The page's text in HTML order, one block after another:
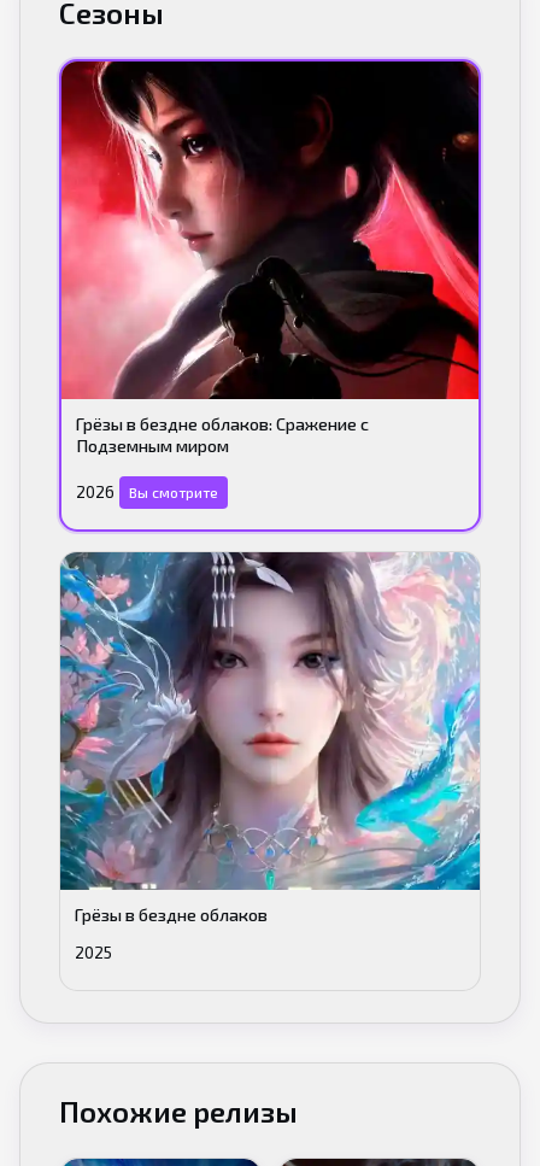
Сезоны
Грёзы в бездне облаков: Сражение с
Подземным миром
2026 Вы смотрите
Грёзы в бездне облаков
2025
Похожие релизы